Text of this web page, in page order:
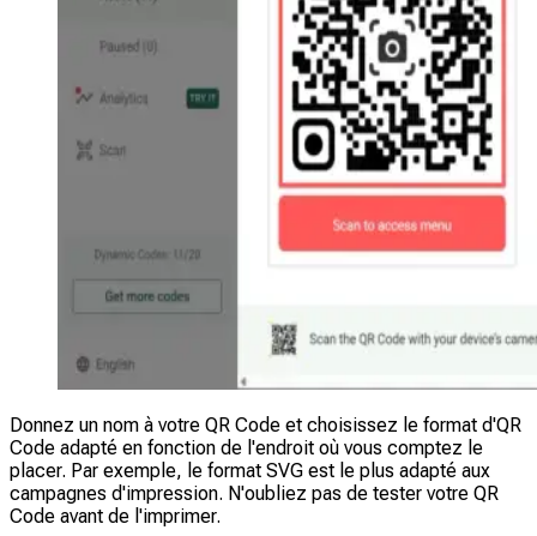
Donnez un nom à votre QR Code et choisissez le format d'QR
Code adapté en fonction de l'endroit où vous comptez le
placer. Par exemple, le format SVG est le plus adapté aux
campagnes d'impression. N'oubliez pas de tester votre QR
Code avant de l'imprimer.